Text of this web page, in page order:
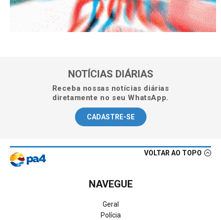
NOTÍCIAS DIÁRIAS
Receba nossas notícias diárias
diretamente no seu WhatsApp.
CADASTRE-SE
VOLTAR AO TOPO
NAVEGUE
Geral
Polícia